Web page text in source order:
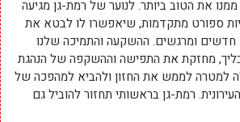
את הטוב ביותר. לנוער של רמת-גן מגיעה
ספורט מתקדמות, שיאפשרו לו לבטא את
חדשים ומרגשים. ההשקעה והתמיכה שלנו
מחזקת את התפישה וההשקפה של הנהגת
למטרה לממש את החזון ולהביא למהפכה של
רמת-גן בראשותי תחזור להוביל גם